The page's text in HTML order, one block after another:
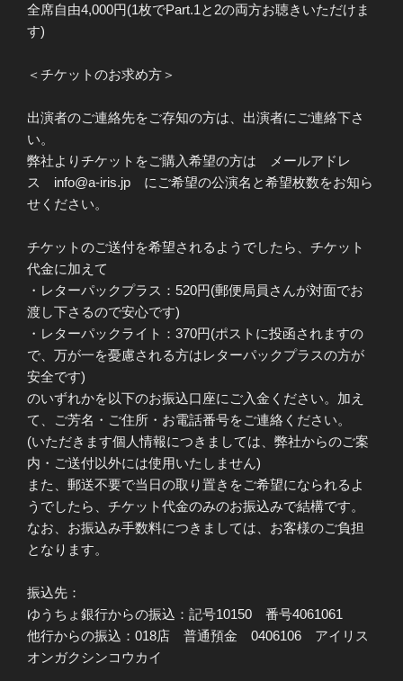
全席自由4,000円(1枚でPart.1と2の両方お聴きいただけま
す)
＜チケットのお求め方＞
出演者のご連絡先をご存知の方は、出演者にご連絡下さ
い。
弊社よりチケットをご購入希望の方は メールアドレ
ス info@a-iris.jp にご希望の公演名と希望枚数をお知ら
せください。
チケットのご送付を希望されるようでしたら、チケット
代金に加えて
・レターパックプラス：520円(郵便局員さんが対面でお
渡し下さるので安心です)
・レターパックライト：370円(ポストに投函されますの
で、万が一を憂慮される方はレターパックプラスの方が
安全です)
のいずれかを以下のお振込口座にご入金ください。加え
て、ご芳名・ご住所・お電話番号をご連絡ください。
(いただきます個人情報につきましては、弊社からのご案
内・ご送付以外には使用いたしません)
また、郵送不要で当日の取り置きをご希望になられるよ
うでしたら、チケット代金のみのお振込みで結構です。
なお、お振込み手数料につきましては、お客様のご負担
となります。
振込先：
ゆうちょ銀行からの振込：記号10150 番号4061061
他行からの振込：018店 普通預金 0406106 アイリス
オンガクシンコウカイ